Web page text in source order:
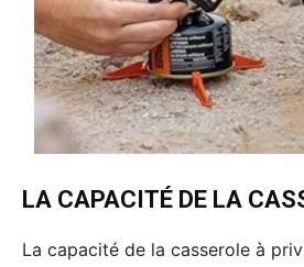
LA CAPACITÉ DE LA
La capacité de la casserole à